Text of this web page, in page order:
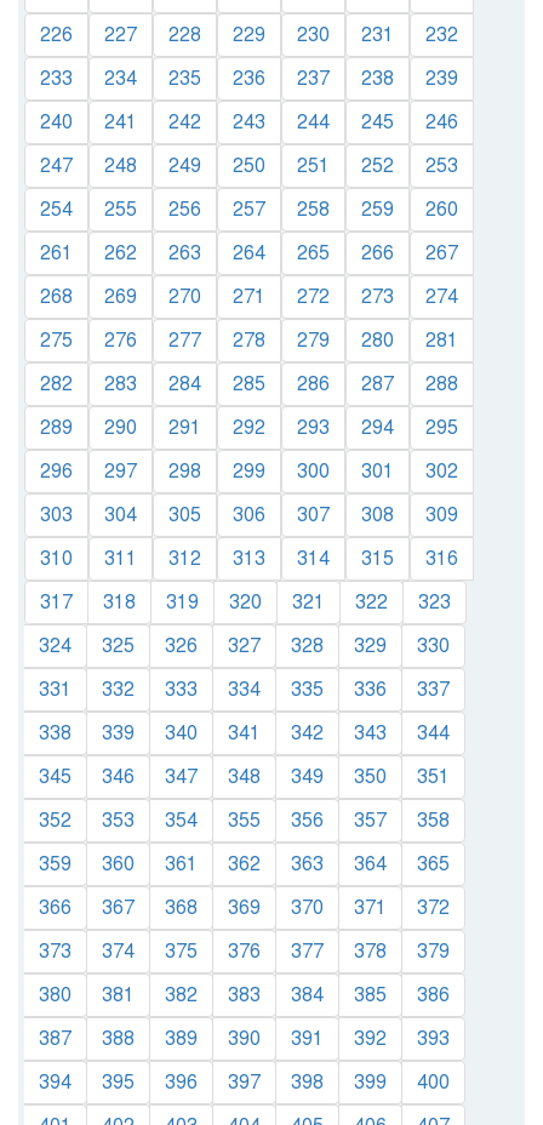
226
227 228 229 230 231
232
233
234 235 236 237 238
239
240
241 242 243 244 245
246
247
248 249 250 251 252
253
254
255 256 257 258 259
260
261
262 263 264 265 266
267
268
269 270 271 272 273
274
275
276 277 278 279 280
281
282
283 284 285 286 287
288
289
290 291 292 293 294
295
296
297 298 299 300 301
302
303
304 305 306 307 308
309
310
311 312 313 314 315
316
317
318 319 320 321 322
323
324
325 326 327 328 329
330
331
332 333 334 335 336
337
338
339 340 341 342 343
344
345
346 347 348 349 350
351
352
353 354 355 356 357
358
359
360 361 362 363 364
365
366
367 368 369 370 371
372
373
374 375 376 377 378
379
380
381 382 383 384 385
386
387
388 389 390 391 392
393
394
395 396 397 398 399
400